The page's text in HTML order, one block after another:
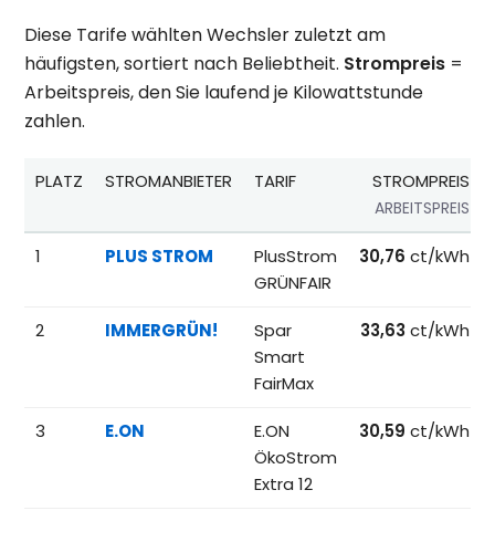
Diese Tarife wählten Wechsler zuletzt am
häufigsten, sortiert nach Beliebtheit. Strompreis =
Arbeitspreis, den Sie laufend je Kilowattstunde
zahlen.
Beliebteste Tarife beim Anbieterwechsel;
PLATZ STROMANBIETER TARIF STROMPREIS
ARBEITSPREIS
1 PLUS STROM
PlusStrom
GRÜNFAIR
30,76 ct/kWh
2 IMMERGRÜN!
Spar
Smart
FairMax
33,63 ct/kWh
3 E.ON
E.ON
ÖkoStrom
Extra 12
30,59 ct/kWh